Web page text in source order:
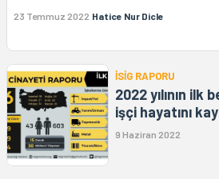
23 Temmuz 2022 Hatice Nur Dicle
İSİG RAPORU
2022 yılının ilk
işçi hayatını
9 Haziran 2022